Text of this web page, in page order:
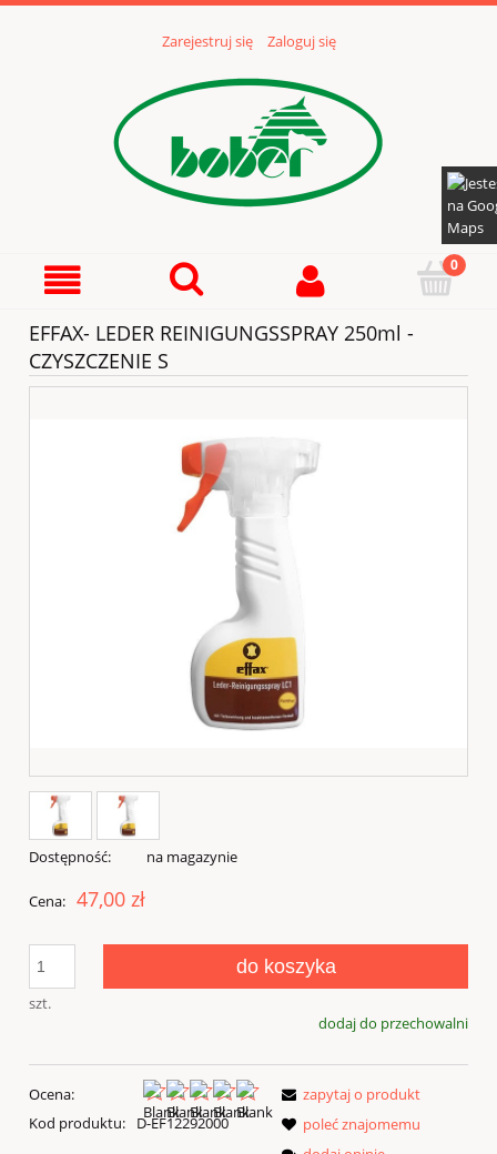
Zarejestruj się Zaloguj się
EFFAX- LEDER REINIGUNGSSPRAY 250ml -
CZYSZCZENIE S
Dostępność: na magazynie
Cena: 47,00 zł
szt.
do koszyka
dodaj do przechowalni
Ocena:
Kod produktu:
D-EF12292000
zapytaj o produkt
poleć znajomemu